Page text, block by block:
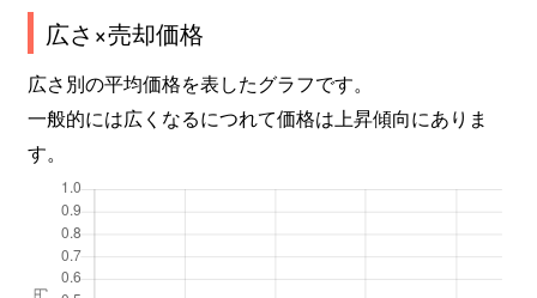
広さ×売却価格
広さ別の平均価格を表したグラフです。
一般的には広くなるにつれて価格は上昇傾向にありま
す。